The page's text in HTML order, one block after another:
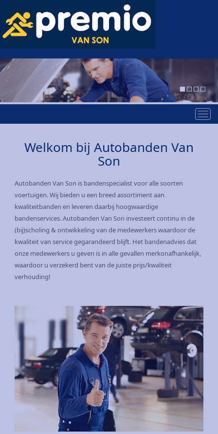
Welkom bij Autobanden Van
Son
Autobanden Van Son is bandenspecialist voor alle soorten
voertuigen. Wij bieden u een breed assortiment aan
kwaliteitbanden en leveren daarbij hoogwaardige
bandenservices. Autobanden Van Son investeert continu in de
(bij)scholing & ontwikkeling van de medewerkers waardoor de
kwaliteit van service gegarandeerd blijft. Het bandenadvies dat
onze medewerkers u geven is in alle gevallen merkonafhankelijk,
waardoor u verzekerd bent van de juiste prijs/kwaliteit
verhouding!